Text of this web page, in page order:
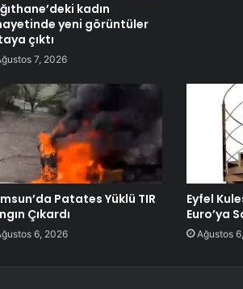
kadın
yeni görüntüler
çıktı
7, 2026
Patates Yüklü TIR
Çıkardı
6, 2026
Eyfel
Euro’ya
Ağustos